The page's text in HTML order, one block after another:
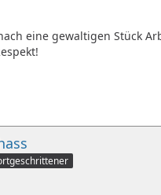
eine gewaltigen Stück